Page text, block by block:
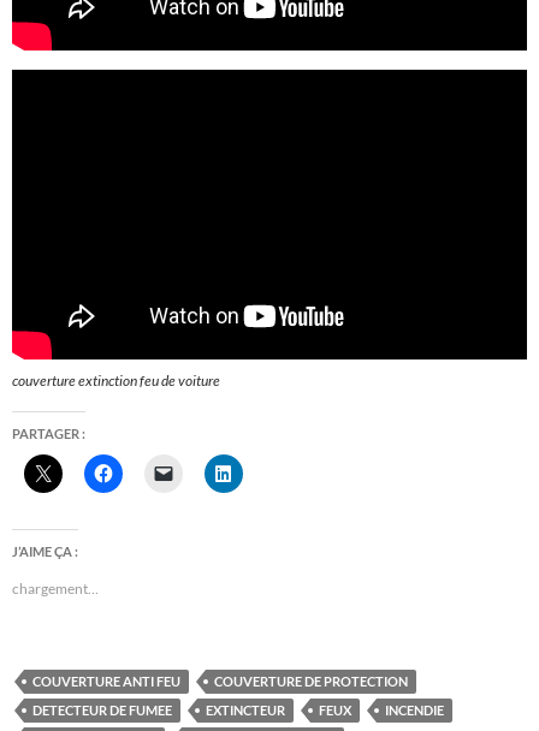
couverture extinction feu de voiture
PARTAGER :
J’AIME ÇA :
chargement…
COUVERTURE ANTI FEU
COUVERTURE DE PROTECTION
DETECTEUR DE FUMEE
EXTINCTEUR FEUX
INCENDIE